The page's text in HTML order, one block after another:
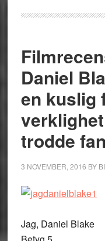
Daniel
en kuslig
trodde
3 NOVEMBER, 2016 BY
Jag, Daniel Blake